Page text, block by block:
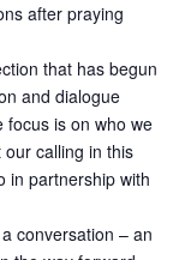
after praying
that has begun
and dialogue
focus is on who we
calling in this
in partnership with
conversation – an